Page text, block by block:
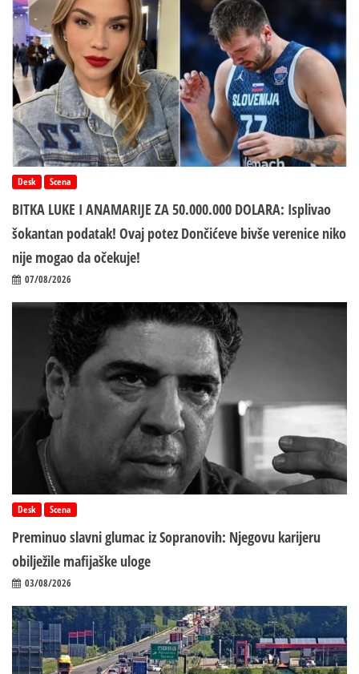
Desk Scena
BITKA LUKE I ANAMARIJE ZA 50.000.000 DOLARA: Isplivao
šokantan podatak! Ovaj potez Dončićeve bivše verenice niko
nije mogao da očekuje!
07/08/2026
Desk Scena
Preminuo slavni glumac iz Sopranovih: Njegovu karijeru
obilježile mafijaške uloge
03/08/2026